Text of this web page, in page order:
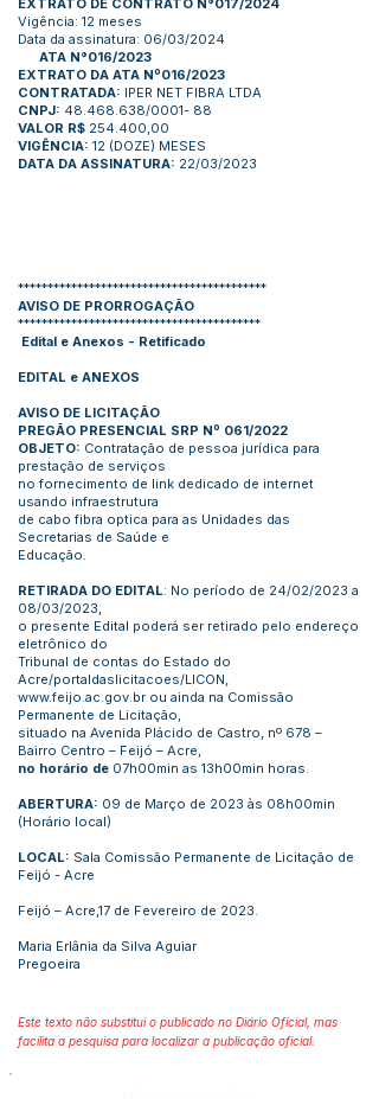
EXTRATO DE CONTRATO N°017/2024
Vigência: 12 meses
Data da assinatura: 06/03/2024
ATA N°016/2023
EXTRATO DA ATA Nº016/2023
CONTRATADA: IPER NET FIBRA LTDA
CNPJ: 48.468.638/0001- 88
VALOR R$ 254.400,00
VIGÊNCIA: 12 (DOZE) MESES
DATA DA ASSINATURA: 22/03/2023
******************************************
AVISO DE PRORROGAÇÃO
*****************************************
Edital e Anexos - Retificado
EDITAL e ANEXOS
AVISO DE LICITAÇÃO
PREGÃO PRESENCIAL SRP Nº 061/2022
OBJETO: Contratação de pessoa jurídica para
prestação de serviços
no fornecimento de link dedicado de internet
usando infraestrutura
de cabo fibra optica para as Unidades das
Secretarias de Saúde e
Educação.
RETIRADA DO EDITAL: No período de 24/02/2023 a
08/03/2023,
o presente Edital poderá ser retirado pelo endereço
eletrônico do
Tribunal de contas do Estado do
Acre/portaldaslicitacoes/LICON,
www.feijo.ac.gov.br ou ainda na Comissão
Permanente de Licitação,
situado na Avenida Plácido de Castro, nº 678 –
Bairro Centro – Feijó – Acre,
no horário de 07h00min as 13h00min horas.
ABERTURA: 09 de Março de 2023 às 08h00min
(Horário local)
LOCAL: Sala Comissão Permanente de Licitação de
Feijó - Acre
Feijó – Acre,17 de Fevereiro de 2023.
Maria Erlânia da Silva Aguiar
Pregoeira
Este texto não substitui o publicado no Diário Oficial, mas
facilita a pesquisa para localizar a publicação oficial.